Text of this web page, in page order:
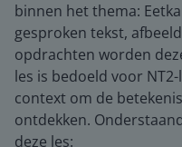
binnen het thema:
gesproken tekst,
opdrachten worden
les is bedoeld voor
context om de
ontdekken.
deze les: